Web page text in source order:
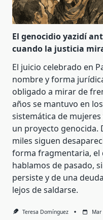
El genocidio yazidí
cuando la justicia
El juicio celebrado en
nombre y forma
obligado a mirar de
años se mantuvo en
sistemática de
un proyecto genocida.
miles siguen
forma fragmentaria, el
hablamos de pasado,
persiste y de una
lejos de saldarse.
Teresa Domínguez Mar